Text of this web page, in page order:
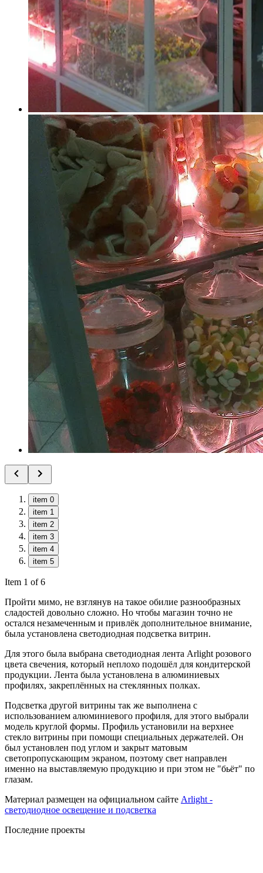
item 0
item 1
item 2
item 3
item 4
item 5
Item 1 of 6
Пройти мимо, не взглянув на такое обилие разнообразных
сладостей довольно сложно. Но чтобы магазин точно не
остался незамеченным и привлёк дополнительное внимание,
была установлена светодиодная подсветка витрин.
Для этого была выбрана светодиодная лента Arlight розового
цвета свечения, который неплохо подошёл для кондитерской
продукции. Лента была установлена в алюминиевых
профилях, закреплённых на стеклянных полках.
Подсветка другой витрины так же выполнена с
использованием алюминиевого профиля, для этого выбрали
модель круглой формы. Профиль установили на верхнее
стекло витрины при помощи специальных держателей. Он
был установлен под углом и закрыт матовым
светопропускающим экраном, поэтому свет направлен
именно на выставляемую продукцию и при этом не "бьёт" по
глазам.
Материал размещен на официальном сайте Arlight -
светодиодное освещение и подсветка
Последние проекты